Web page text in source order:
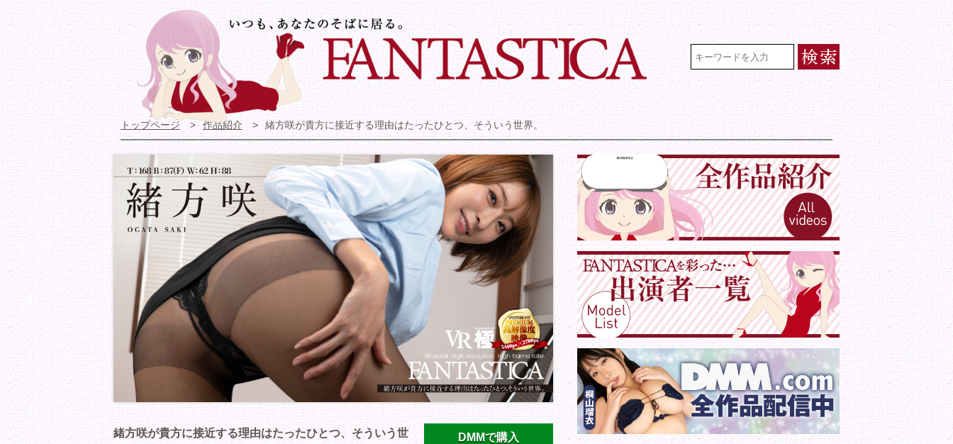
VR専門★アイドル・モデル・グ
トップページ 作品紹介 緒方咲が貴方に接近する理由はたったひとつ、そういう世界。
緒方咲が貴方に接近する理由はたったひとつ、そういう世
DMMで購入